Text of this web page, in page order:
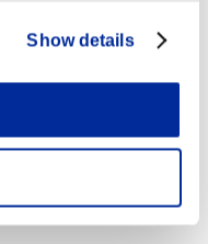
Show details